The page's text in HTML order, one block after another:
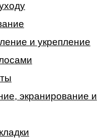
и укрепление
экранирование и